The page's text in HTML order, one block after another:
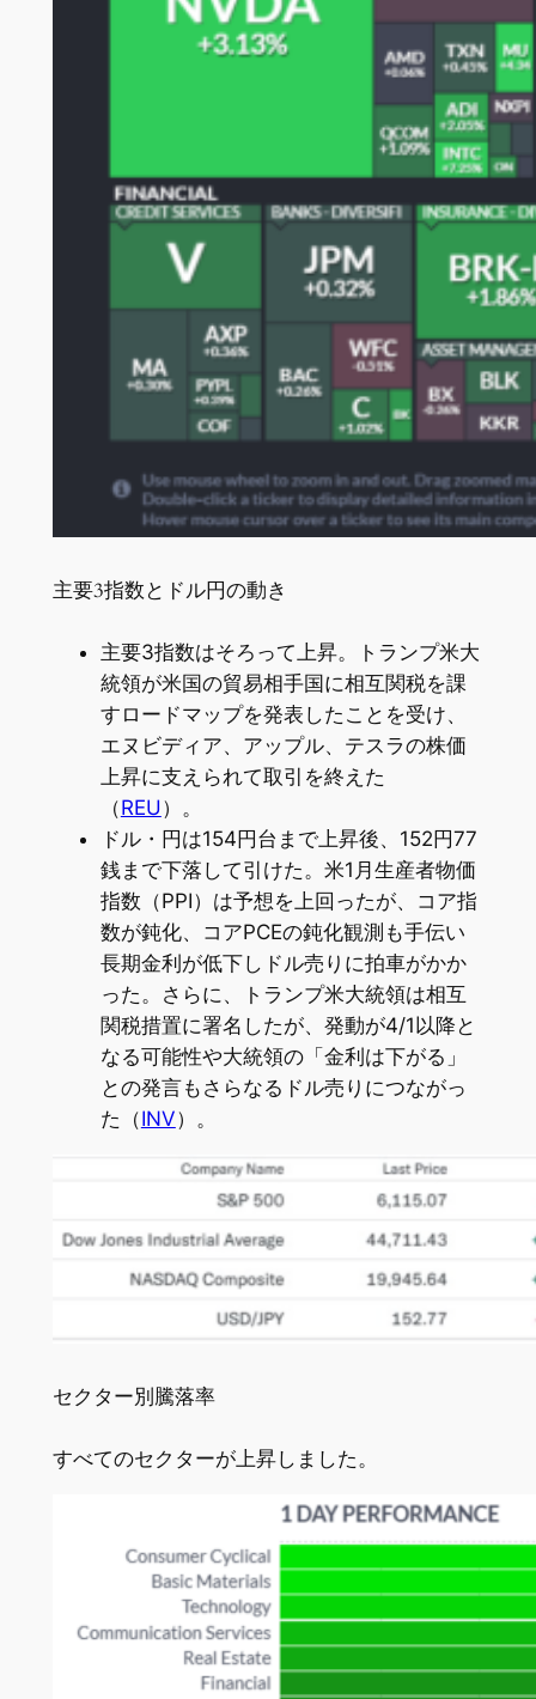
主要3指数とドル円の動き
主要3指数はそろって上昇。トランプ米大
統領が米国の貿易相手国に相互関税を課
すロードマップを発表したことを受け、
エヌビディア、アップル、テスラの株価
上昇に支えられて取引を終えた
（REU）。
ドル・円は154円台まで上昇後、152円77
銭まで下落して引けた。米1月生産者物価
指数（PPI）は予想を上回ったが、コア指
数が鈍化、コアPCEの鈍化観測も手伝い
長期金利が低下しドル売りに拍車がかか
った。さらに、トランプ米大統領は相互
関税措置に署名したが、発動が4/1以降と
なる可能性や大統領の「金利は下がる」
との発言もさらなるドル売りにつながっ
た（INV）。
セクター別騰落率
すべてのセクターが上昇しました。